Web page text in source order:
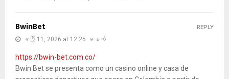
BwinBet
ဧပြီ 11, 2026 at 12:25 မနက်
https://bwin-bet.com.co/
Bwin Bet se presenta como un casino online y casa de
REPLY